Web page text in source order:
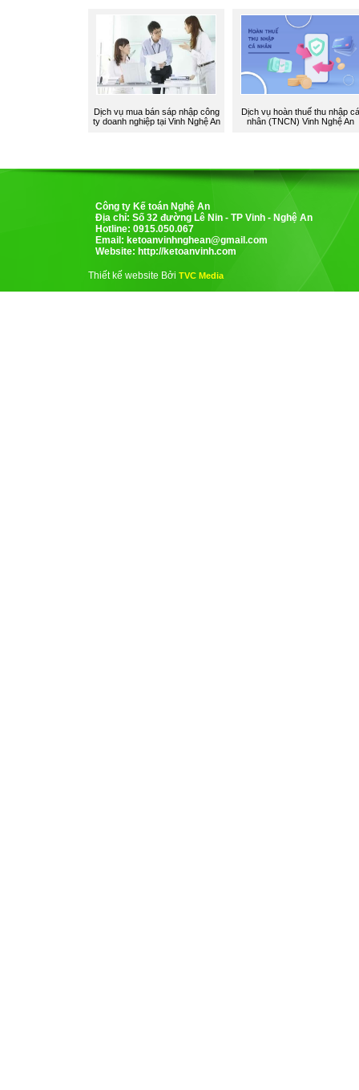
Dịch vụ mua bán sáp nhập công
ty doanh nghiệp tại Vinh Nghệ An
Dịch vụ hoàn thuế thu nhập cá
nhân (TNCN) Vinh Nghệ An
Công ty Kế toán Nghệ An
Địa chỉ: Số 32 đường Lê Nin - TP Vinh - Nghệ An
Hotline: 0915.050.067
Email: ketoanvinhnghean@gmail.com
Website: http://ketoanvinh.com
Thiết kế website Bởi TVC Media